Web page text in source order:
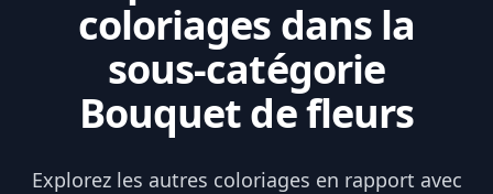
coloriages dans la
sous-catégorie
Bouquet de fleurs
Explorez les autres coloriages en rapport avec